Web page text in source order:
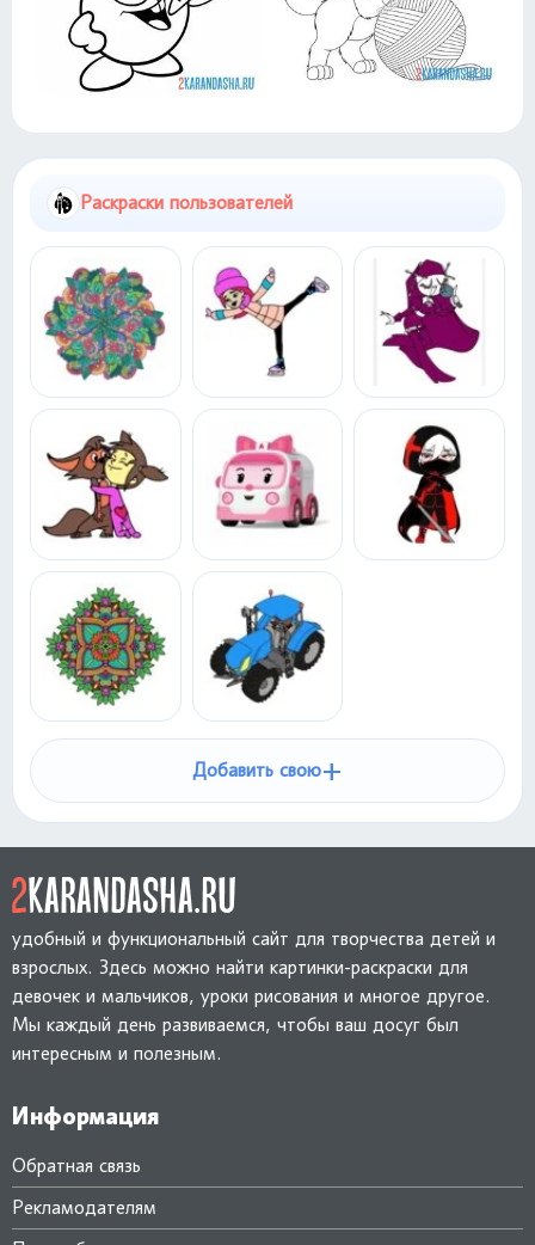
Раскраски пользователей
Добавить свою+
удобный и функциональный сайт для творчества детей и
взрослых. Здесь можно найти картинки-раскраски для
девочек и мальчиков, уроки рисования и многое другое.
Мы каждый день развиваемся, чтобы ваш досуг был
интересным и полезным.
Информация
Обратная связь
Рекламодателям